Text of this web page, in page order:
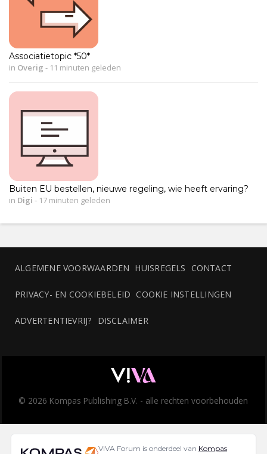
Associatietopic *50*
in Overig - 11 minuten geleden
Buiten EU bestellen, nieuwe regeling, wie heeft ervaring?
in Digi - 17 minuten geleden
ALGEMENE VOORWAARDEN HUISREGELS CONTACT
PRIVACY- EN COOKIEBELEID COOKIE INSTELLINGEN
ADVERTENTIEVRIJ? DISCLAIMER
© 2026 Kompas Publishing B.V. - alle rechten voorbehouden
VIVA Forum is onderdeel van Kompas